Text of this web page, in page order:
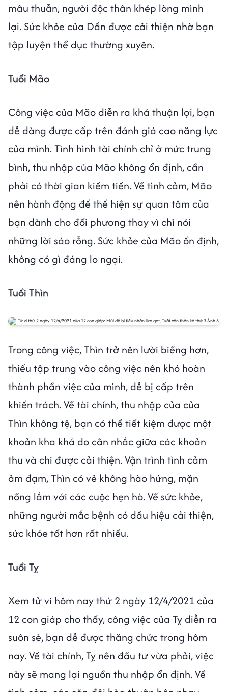
mâu thuẫn, người độc thân khép lòng mình
lại. Sức khỏe của Dần được cải thiện nhờ bạn
tập luyện thể dục thường xuyên.
Tuổi Mão
Công việc của Mão diễn ra khá thuận lợi, bạn
dễ dàng được cấp trên đánh giá cao năng lực
của mình. Tình hình tài chính chỉ ở mức trung
bình, thu nhập của Mão không ổn định, cần
phải có thời gian kiếm tiền. Về tình cảm, Mão
nên hành động để thể hiện sự quan tâm của
bạn dành cho đối phương thay vì chỉ nói
những lời sáo rỗng. Sức khỏe của Mão ổn định,
không có gì đáng lo ngại.
Tuổi Thìn
Trong công việc, Thìn trở nên lười biếng hơn,
thiếu tập trung vào công việc nên khó hoàn
thành phần việc của mình, dễ bị cấp trên
khiển trách. Về tài chính, thu nhập của của
Thìn không tệ, bạn có thể tiết kiệm được một
khoản kha khá do cân nhắc giữa các khoản
thu và chi được cải thiện. Vận trình tình cảm
ảm đạm, Thìn có vẻ không hào hứng, mặn
nồng lắm với các cuộc hẹn hò. Về sức khỏe,
những người mắc bệnh có dấu hiệu cải thiện,
sức khỏe tốt hơn rất nhiều.
Tuổi Tỵ
Xem tử vi hôm nay thứ 2 ngày 12/4/2021 của
12 con giáp cho thấy, công việc của Tỵ diễn ra
suôn sẻ, bạn dễ được thăng chức trong hôm
nay. Về tài chính, Tỵ nên đầu tư vừa phải, việc
này sẽ mang lại nguồn thu nhập ổn định. Về